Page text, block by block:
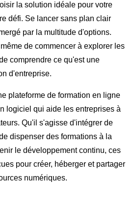
la solution idéale pour votre
défi. Se lancer sans plan clair
par la multitude d'options.
de commencer à explorer les
comprendre ce qu'est une
d'entreprise.
plateforme de formation en ligne
logiciel qui aide les entreprises à
Qu'il s'agisse d'intégrer de
dispenser des formations à la
le développement continu, ces
pour créer, héberger et partager
numériques.